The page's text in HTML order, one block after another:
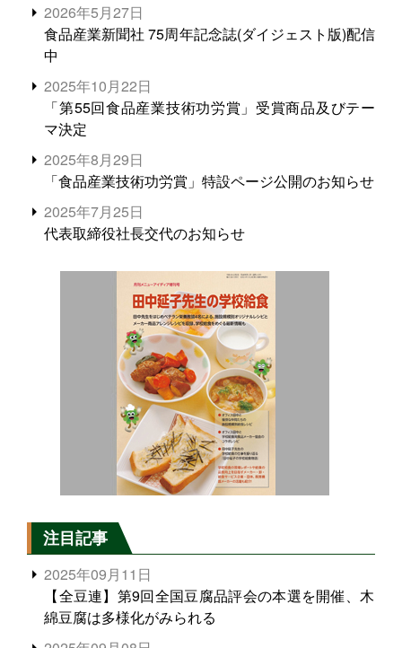
2026年5月27日
食品産業新聞社 75周年記念誌(ダイジェスト版)配信
中
2025年10月22日
「第55回食品産業技術功労賞」受賞商品及びテー
マ決定
2025年8月29日
「食品産業技術功労賞」特設ページ公開のお知らせ
2025年7月25日
代表取締役社長交代のお知らせ
注目記事
2025年09月11日
【全豆連】第9回全国豆腐品評会の本選を開催、木
綿豆腐は多様化がみられる